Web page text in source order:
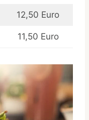
12,50 Euro
11,50 Euro